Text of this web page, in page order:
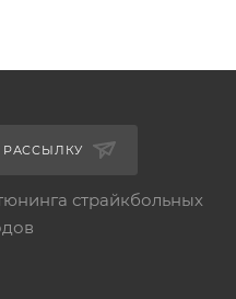
страйкбольных